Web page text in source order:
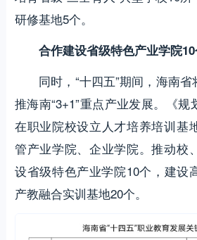
研修基地5个。
合作建设省级特色产业学院10
同时，“十四五”期间，海南省
推海南“3+1”重点产业发展。《
在职业院校设立人才培养培训基
管产业学院、企业学院。推动校
设省级特色产业学院10个，建设
产教融合实训基地20个。